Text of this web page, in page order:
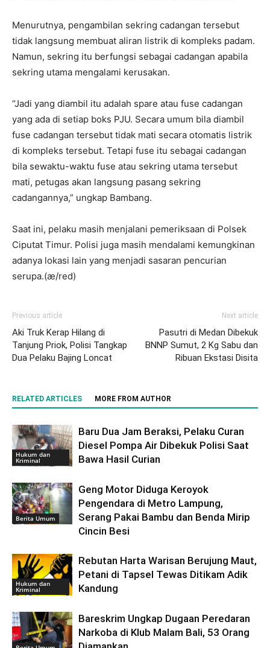
Menurutnya, pengambilan sekring cadangan tersebut
tidak langsung membuat aliran listrik di kompleks padam.
Namun, sekring itu berfungsi sebagai cadangan apabila
sekring utama mengalami kerusakan.
“Jadi yang diambil itu adalah spare atau fuse cadangan
yang ada di setiap boks PJU. Secara umum bila diambil
fuse cadangan tersebut tidak mati secara otomatis listrik
di kompleks tersebut. Tetapi fuse itu sebagai cadangan
bila sewaktu-waktu fuse atau sekring utama tersebut
mati, petugas akan langsung pasang sekring
cadangannya,” ungkap Bambang.
Saat ini, pelaku masih menjalani pemeriksaan di Polsek
Ciputat Timur. Polisi juga masih mendalami kemungkinan
adanya lokasi lain yang menjadi sasaran pencurian
serupa.(æ/red)
Previous article
Aki Truk Kerap Hilang di
Tanjung Priok, Polisi Tangkap
Dua Pelaku Bajing Loncat
Next article
Pasutri di Medan Dibekuk
BNNP Sumut, 2 Kg Sabu dan
Ribuan Ekstasi Disita
RELATED ARTICLES MORE FROM AUTHOR
Hukum dan
Kriminal
Baru Dua Jam Beraksi, Pelaku Curan
Diesel Pompa Air Dibekuk Polisi Saat
Bawa Hasil Curian
Berita Umum
Geng Motor Diduga Keroyok
Pengendara di Metro Lampung,
Serang Pakai Bambu dan Benda Mirip
Cincin Besi
Hukum dan
Kriminal
Rebutan Harta Warisan Berujung Maut,
Petani di Tapsel Tewas Ditikam Adik
Kandung
Bareskrim Ungkap Dugaan Peredaran
Narkoba di Klub Malam Bali, 53 Orang